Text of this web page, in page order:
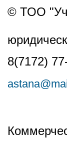
© ТОО
8(7172)